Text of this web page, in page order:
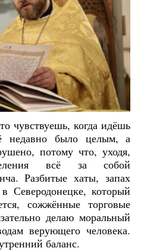
чувствуешь, когда идёшь
недавно было целым, а
потому что, уходя,
всё за собой
Разбитые хаты, запах
Северодонецке, который
сожжённые торговые
делаю моральный
верующего человека.
баланс.